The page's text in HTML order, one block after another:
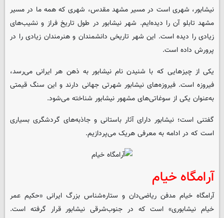
نیشابور، شهری است در مسیر مشهد مقدس، شهری که همه ما در مسیر
مشهد تابلو آن را دیده‌ایم. شهر نیشابور در طول تاریخ فراز و نشیب‌های
زیادی را دیده است. این شهر تاریخی دانشمندان و هنرمندان زیادی را در
پرورش داده است.
یکی از چیزهایی که با شنیدن نام نیشابور به ذهن هر ایرانی می‌رسد،
فیروزه است. فیروزه‌های نیشابور شهرتی جهانی دارند و این سنگ قیمتی
به‌عنوان یکی از سوغاتی‌های مشهور نیشابور شناخته می‌شود.
گفتنی است؛ نیشابور دارای آثار باستانی و جاذبه‌های گردشگری بسیاری
است که در ادامه به معرفی هریک می‌پردازیم.
آرامگاه خیام
آرامگاه خیام مدفن ریاضی‌دان و ستاره‌شناس بزرگ ایرانی «حکیم عمر
خیام نیشابوری» است که در جنوب‌شرقی نیشابور قرار گرفته است.